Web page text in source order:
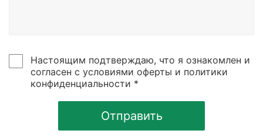
Настоящим подтверждаю, что я ознакомлен и
согласен с условиями оферты и политики
конфиденциальности *
Отправить